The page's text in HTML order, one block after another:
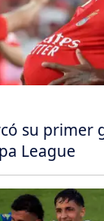
su primer
League